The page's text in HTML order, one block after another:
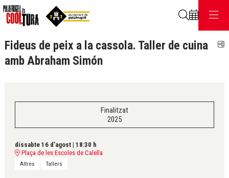
Fideus de peix a la cassola. Taller de cuina
amb Abraham Simón
Finalitzat
2025
dissabte 16 d’agost | 18:30 h
Plaça de les Escoles de Calella
Altres Tallers